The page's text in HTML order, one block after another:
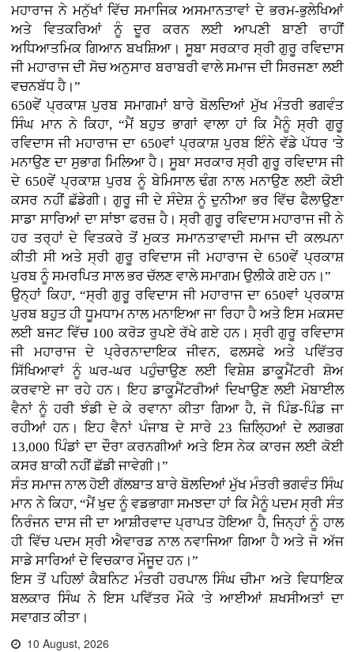
ਮਹਾਰਾਜ ਨੇ ਮਨੁੱਖਾਂ ਵਿੱਚ ਸਮਾਜਿਕ ਅਸਮਾਨਤਾਵਾਂ ਦੇ ਭਰਮ-ਭੁਲੇਖਿਆਂ
ਅਤੇ ਵਿਤਕਰਿਆਂ ਨੂੰ ਦੂਰ ਕਰਨ ਲਈ ਆਪਣੀ ਬਾਣੀ ਰਾਹੀਂ
ਅਧਿਆਤਮਿਕ ਗਿਆਨ ਬਖਸ਼ਿਆ। ਸੂਬਾ ਸਰਕਾਰ ਸ੍ਰੀ ਗੁਰੂ ਰਵਿਦਾਸ
ਜੀ ਮਹਾਰਾਜ ਦੀ ਸੋਚ ਅਨੁਸਾਰ ਬਰਾਬਰੀ ਵਾਲੇ ਸਮਾਜ ਦੀ ਸਿਰਜਣਾ ਲਈ
ਵਚਨਬੱਧ ਹੈ।”
650ਵੇਂ ਪ੍ਰਕਾਸ਼ ਪੁਰਬ ਸਮਾਗਮਾਂ ਬਾਰੇ ਬੋਲਦਿਆਂ ਮੁੱਖ ਮੰਤਰੀ ਭਗਵੰਤ
ਸਿੰਘ ਮਾਨ ਨੇ ਕਿਹਾ, “ਮੈਂ ਬਹੁਤ ਭਾਗਾਂ ਵਾਲਾ ਹਾਂ ਕਿ ਮੈਨੂੰ ਸ੍ਰੀ ਗੁਰੂ
ਰਵਿਦਾਸ ਜੀ ਮਹਾਰਾਜ ਦਾ 650ਵਾਂ ਪ੍ਰਕਾਸ਼ ਪੁਰਬ ਇੰਨੇ ਵੱਡੇ ਪੱਧਰ 'ਤੇ
ਮਨਾਉਣ ਦਾ ਸੁਭਾਗ ਮਿਲਿਆ ਹੈ। ਸੂਬਾ ਸਰਕਾਰ ਸ੍ਰੀ ਗੁਰੂ ਰਵਿਦਾਸ ਜੀ
ਦੇ 650ਵੇਂ ਪ੍ਰਕਾਸ਼ ਪੁਰਬ ਨੂੰ ਬੇਮਿਸਾਲ ਢੰਗ ਨਾਲ ਮਨਾਉਣ ਲਈ ਕੋਈ
ਕਸਰ ਨਹੀਂ ਛੱਡੇਗੀ। ਗੁਰੂ ਜੀ ਦੇ ਸੰਦੇਸ਼ ਨੂੰ ਦੁਨੀਆ ਭਰ ਵਿੱਚ ਫੈਲਾਉਣਾ
ਸਾਡਾ ਸਾਰਿਆਂ ਦਾ ਸਾਂਝਾ ਫਰਜ਼ ਹੈ। ਸ੍ਰੀ ਗੁਰੂ ਰਵਿਦਾਸ ਮਹਾਰਾਜ ਜੀ ਨੇ
ਹਰ ਤਰ੍ਹਾਂ ਦੇ ਵਿਤਕਰੇ ਤੋਂ ਮੁਕਤ ਸਮਾਨਤਾਵਾਦੀ ਸਮਾਜ ਦੀ ਕਲਪਨਾ
ਕੀਤੀ ਸੀ ਅਤੇ ਸ੍ਰੀ ਗੁਰੂ ਰਵਿਦਾਸ ਜੀ ਮਹਾਰਾਜ ਦੇ 650ਵੇਂ ਪ੍ਰਕਾਸ਼
ਪੁਰਬ ਨੂੰ ਸਮਰਪਿਤ ਸਾਲ ਭਰ ਚੱਲਣ ਵਾਲੇ ਸਮਾਗਮ ਉਲੀਕੇ ਗਏ ਹਨ।”
ਉਨ੍ਹਾਂ ਕਿਹਾ, “ਸ੍ਰੀ ਗੁਰੂ ਰਵਿਦਾਸ ਜੀ ਮਹਾਰਾਜ ਦਾ 650ਵਾਂ ਪ੍ਰਕਾਸ਼
ਪੁਰਬ ਬਹੁਤ ਹੀ ਧੂਮਧਾਮ ਨਾਲ ਮਨਾਇਆ ਜਾ ਰਿਹਾ ਹੈ ਅਤੇ ਇਸ ਮਕਸਦ
ਲਈ ਬਜਟ ਵਿੱਚ 100 ਕਰੋੜ ਰੁਪਏ ਰੱਖੇ ਗਏ ਹਨ। ਸ੍ਰੀ ਗੁਰੂ ਰਵਿਦਾਸ
ਜੀ ਮਹਾਰਾਜ ਦੇ ਪ੍ਰੇਰਨਾਦਾਇਕ ਜੀਵਨ, ਫਲਸਫੇ ਅਤੇ ਪਵਿੱਤਰ
ਸਿੱਖਿਆਵਾਂ ਨੂੰ ਘਰ-ਘਰ ਪਹੁੰਚਾਉਣ ਲਈ ਵਿਸ਼ੇਸ਼ ਡਾਕੂਮੈਂਟਰੀ ਸ਼ੋਅ
ਕਰਵਾਏ ਜਾ ਰਹੇ ਹਨ। ਇਹ ਡਾਕੂਮੈਂਟਰੀਆਂ ਦਿਖਾਉਣ ਲਈ ਮੋਬਾਈਲ
ਵੈਨਾਂ ਨੂੰ ਹਰੀ ਝੰਡੀ ਦੇ ਕੇ ਰਵਾਨਾ ਕੀਤਾ ਗਿਆ ਹੈ, ਜੋ ਪਿੰਡ-ਪਿੰਡ ਜਾ
ਰਹੀਆਂ ਹਨ। ਇਹ ਵੈਨਾਂ ਪੰਜਾਬ ਦੇ ਸਾਰੇ 23 ਜ਼ਿਲ੍ਹਿਆਂ ਦੇ ਲਗਭਗ
13,000 ਪਿੰਡਾਂ ਦਾ ਦੌਰਾ ਕਰਨਗੀਆਂ ਅਤੇ ਇਸ ਨੇਕ ਕਾਰਜ ਲਈ ਕੋਈ
ਕਸਰ ਬਾਕੀ ਨਹੀਂ ਛੱਡੀ ਜਾਵੇਗੀ।”
ਸੰਤ ਸਮਾਜ ਨਾਲ ਹੋਈ ਗੱਲਬਾਤ ਬਾਰੇ ਬੋਲਦਿਆਂ ਮੁੱਖ ਮੰਤਰੀ ਭਗਵੰਤ ਸਿੰਘ
ਮਾਨ ਨੇ ਕਿਹਾ, “ਮੈਂ ਖੁਦ ਨੂੰ ਵਡਭਾਗਾ ਸਮਝਦਾ ਹਾਂ ਕਿ ਮੈਨੂੰ ਪਦਮ ਸ੍ਰੀ ਸੰਤ
ਨਿਰੰਜਨ ਦਾਸ ਜੀ ਦਾ ਆਸ਼ੀਰਵਾਦ ਪ੍ਰਾਪਤ ਹੋਇਆ ਹੈ, ਜਿਨ੍ਹਾਂ ਨੂੰ ਹਾਲ
ਹੀ ਵਿੱਚ ਪਦਮ ਸ੍ਰੀ ਐਵਾਰਡ ਨਾਲ ਨਵਾਜਿਆ ਗਿਆ ਹੈ ਅਤੇ ਜੋ ਅੱਜ
ਸਾਡੇ ਸਾਰਿਆਂ ਦੇ ਵਿਚਕਾਰ ਮੌਜੂਦ ਹਨ।”
ਇਸ ਤੋਂ ਪਹਿਲਾਂ ਕੈਬਨਿਟ ਮੰਤਰੀ ਹਰਪਾਲ ਸਿੰਘ ਚੀਮਾ ਅਤੇ ਵਿਧਾਇਕ
ਬਲਕਾਰ ਸਿੰਘ ਨੇ ਇਸ ਪਵਿੱਤਰ ਮੌਕੇ 'ਤੇ ਆਈਆਂ ਸ਼ਖਸੀਅਤਾਂ ਦਾ
ਸਵਾਗਤ ਕੀਤਾ।
10 August, 2026